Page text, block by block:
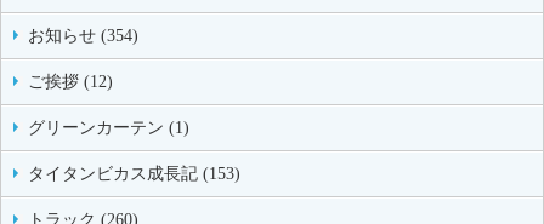
お知らせ (354)
ご挨拶 (12)
グリーンカーテン (1)
タイタンビカス成長記 (153)
トラック (260)